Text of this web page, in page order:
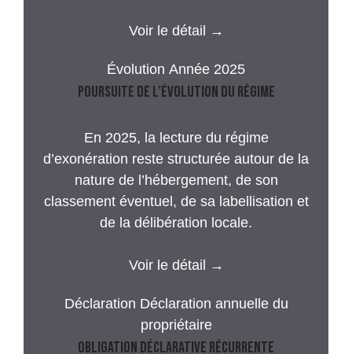
Voir le détail →
Évolution Année 2025
Poursuite de l’évolution du régime
En 2025, la lecture du régime
d’exonération reste structurée autour de la
nature de l’hébergement, de son
classement éventuel, de sa labellisation et
de la délibération locale.
Voir le détail →
Déclaration Déclaration annuelle du
propriétaire
Obligation déclarative récurrente